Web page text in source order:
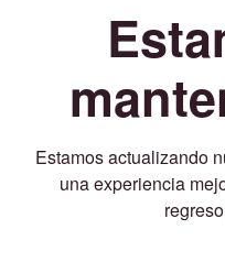
Estamos actualizando
una experiencia